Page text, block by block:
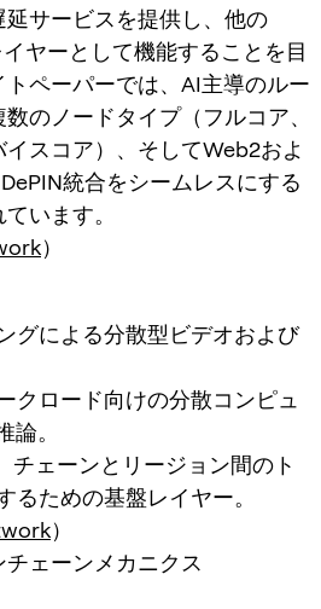
サービスを提供し、他の
ヤーとして機能することを目
ペーパーでは、AI主導のルー
のノードタイプ（フルコア、
スコア）、そしてWeb2およ
統合をシームレスにする
います。
）
グによる分散型ビデオおよび
クロード向けの分散コンピュ
論。
チェーンとリージョン間のト
るための基盤レイヤー。
）
チェーンメカニクス